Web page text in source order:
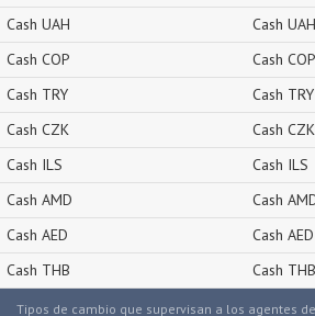
Cash UAH
Cash COP
Cash TRY
Cash CZK
Cash ILS
Cash AMD
Cash AED
Cash THB
Cash UAH
Cash COP
Cash TRY
Cash CZK
Cash ILS
Cash
Cash AED
Cash THB
Tipos de cambio que supervisan a los agentes